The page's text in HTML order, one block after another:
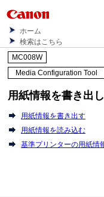
ホーム
検索はこちら
MC008W
Media Configuration Tool
用紙情報を書き出
用紙情報を書き出す
用紙情報を読み込む
基準プリンターの用紙情